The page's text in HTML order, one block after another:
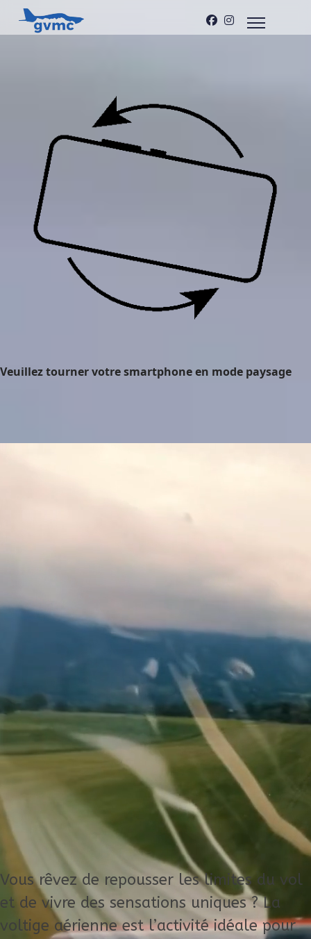
Veuillez tourner votre smartphone en mode paysage
Vous rêvez de repousser les limites du vol
et de vivre des sensations uniques ? La
voltige aérienne est l’activité idéale pour